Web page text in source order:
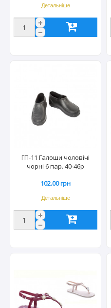
Детальніше
ГП-11 Галоши чоловічі
чорні 6 пар. 40-46р
102.00 грн
Детальніше